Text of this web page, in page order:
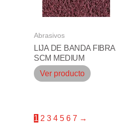
Abrasivos
LIJA DE BANDA FIBRA
SCM MEDIUM
Ver producto
1 2 3 4 5 6 7 →